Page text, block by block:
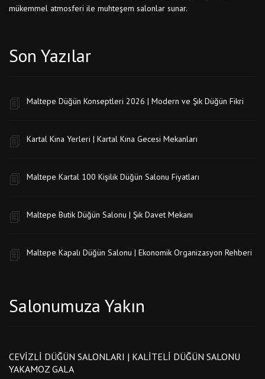
mükemmel atmosferi ile muhteşem salonlar sunar.
Son Yazılar
Maltepe Düğün Konseptleri 2026 | Modern ve Şık Düğün Fikri
Kartal Kına Yerleri | Kartal Kına Gecesi Mekanları
Maltepe Kartal 100 Kişilik Düğün Salonu Fiyatları
Maltepe Butik Düğün Salonu | Şık Davet Mekanı
Maltepe Kapalı Düğün Salonu | Ekonomik Organizasyon Rehberi
Salonumuza Yakın
CEVIZLI DÜĞÜN SALONLARI | KALITELI DÜĞÜN SALONU
YAKAMOZ GALA